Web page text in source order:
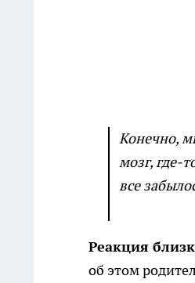
Конечно,
мозг, где-
все
Реакция
об этом